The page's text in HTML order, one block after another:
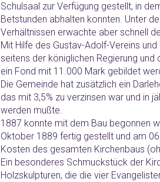
Schulsaal zur Verfügung gestellt, in
Betstunden abhalten konnten. Unter
Verhältnissen erwachte aber schnell
Mit Hilfe des Gustav-Adolf-Vereins
seitens der königlichen Regierung
ein Fond mit 11.000 Mark gebildet
Die Gemeinde hat zusätzlich ein
das mit 3,5% zu verzinsen war und in
werden mußte.
1887 konnte mit dem Bau begonnen
Oktober 1889 fertig gestellt und am
Kosten des gesamten Kirchenbaus
Ein besonderes Schmuckstück der
Holzskulpturen, die die vier